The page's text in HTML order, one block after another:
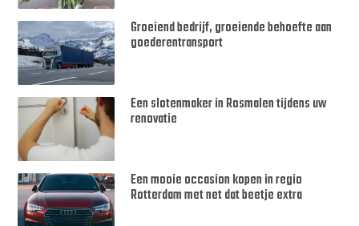
Groeiend bedrijf, groeiende behoefte aan
goederentransport
Een slotenmaker in Rosmalen tijdens uw
renovatie
Een mooie occasion kopen in regio
Rotterdam met net dat beetje extra